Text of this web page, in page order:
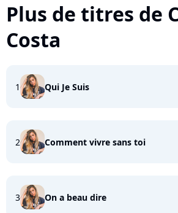
Plus de titres de
Costa
1 Qui Je Suis
2 Comment vivre sans toi
3 On a beau dire